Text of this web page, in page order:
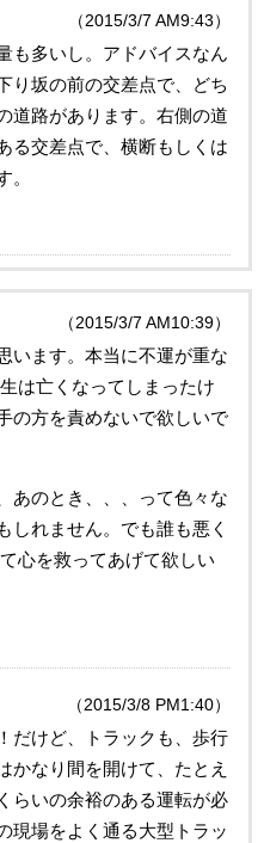
（2015/3/7 AM9:43）
も多いし。アドバイスなん
り坂の前の交差点で、どち
道路があります。右側の道
る交差点で、横断もしくは
。
（2015/3/7 AM10:39）
います。本当に不運が重な
は亡くなってしまったけ
の方を責めないで欲しいで
あのとき、、、って色々な
しれません。でも誰も悪く
心を救ってあげて欲しい
（2015/3/8 PM1:40）
だけど、トラックも、歩行
かなり間を開けて、たとえ
らいの余裕のある運転が必
現場をよく通る大型トラッ